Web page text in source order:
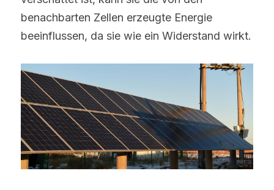
benachbarten Zellen erzeugte Energie
beeinflussen, da sie wie ein Widerstand wirkt.